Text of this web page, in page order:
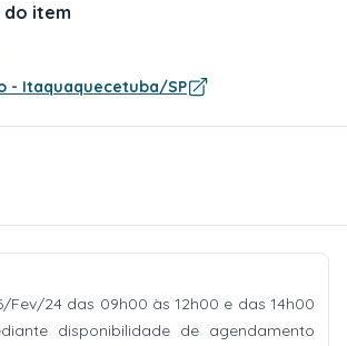
item
- Itaquaquecetuba/SP
Fev/24 das 09h00 às 12h00 e das 14h00
disponibilidade de agendamento